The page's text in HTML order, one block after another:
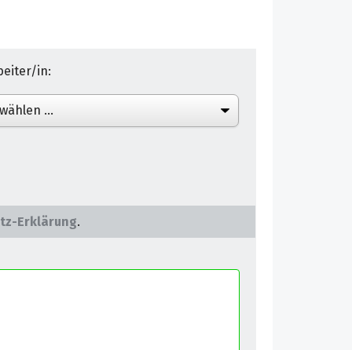
in:
Erklärung.